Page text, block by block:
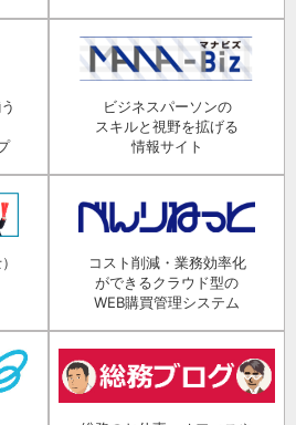
ビジネスパーソンの
スキルと視野を拡げる
情報サイト
コスト削減・業務効率化
ができるクラウド型の
WEB購買管理システム